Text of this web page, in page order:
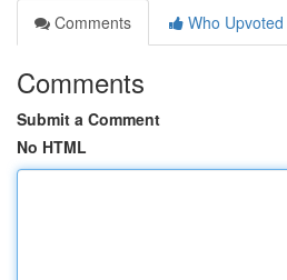
Comments
Who Upvoted
Comments
Submit a Comment
No HTML